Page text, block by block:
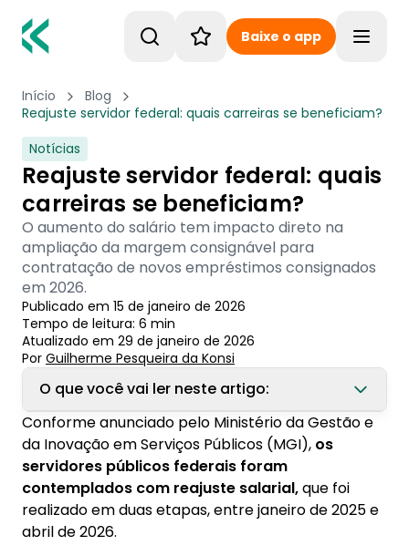
Baixe o app
Início
Blog
Reajuste servidor federal: quais carreiras se beneficiam?
Notícias
Reajuste servidor federal: quais
carreiras se beneficiam?
O aumento do salário tem impacto direto na
ampliação da margem consignável para
contratação de novos empréstimos consignados
em 2026.
Publicado em 15 de janeiro de 2026
Tempo de leitura: 6 min
Atualizado em 29 de janeiro de 2026
Por Guilherme Pesqueira da Konsi
O que você vai ler neste artigo:
1. Quais carreiras de servidores federais
tiveram reajuste?
1.1. Quanto foi o reajuste para servidores
federais?
Conforme anunciado pelo Ministério da Gestão e
da Inovação em Serviços Públicos (MGI), os
servidores públicos federais foram
contemplados com reajuste salarial,que foi
realizado em duas etapas, entre janeiro de 2025 e
abril de 2026.